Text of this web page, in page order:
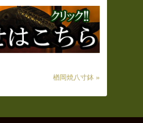
楢岡焼八寸鉢 »